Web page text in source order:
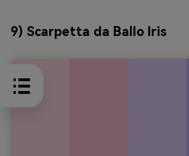
9) Scarpetta da Ballo Iris